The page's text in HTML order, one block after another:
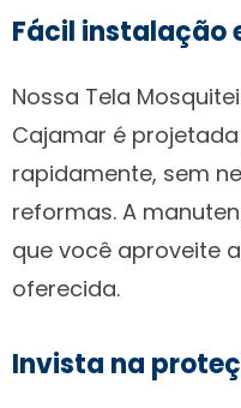
Fácil instalação
Nossa Tela
Cajamar é
rapidamente, sem
reformas. A
que você aproveite
oferecida.
Invista na